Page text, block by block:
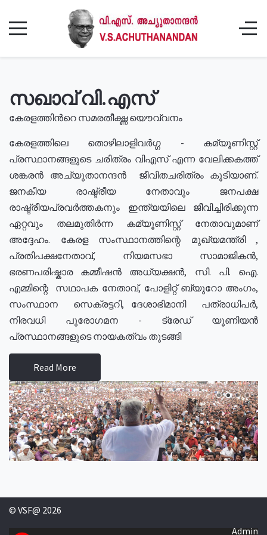
സഖാവ് വി.എസ്
കേരളത്തിൻറെ സമരതീക്ഷ്ണ യൌവ്വനം
കേരളത്തിലെ തൊഴിലാളിവർഗ്ഗ - കമ്യൂണിസ്റ്റ്
പ്രസ്ഥാനങ്ങളുടെ ചരിത്രം വിഎസ് എന്ന വേലിക്കകത്ത്
ശങ്കരൻ അച്യുതാനന്ദൻ ജീവിതചരിത്രം കൂടിയാണ്.
ജനകീയ രാഷ്ട്രീയ നേതാവും ജനപക്ഷ
രാഷ്ട്രീയപ്രവർത്തകനും ഇന്ത്യയിലെ ജീവിച്ചിരിക്കുന്ന
ഏറ്റവും തലമുതിർന്ന കമ്യൂണിസ്റ്റ് നേതാവുമാണ്
അദ്ദേഹം. കേരള സംസ്ഥാനത്തിന്റെ മുഖ്യമന്ത്രി ,
പ്രതിപക്ഷനേതാവ്, നിയമസഭാ സാമാജികൻ,
ഭരണപരിഷ്കാര കമ്മീഷൻ അധ്യക്ഷൻ, സി. പി. ഐ.
എമ്മിന്റെ സഥാപക നേതാവ്, പോളിറ്റ് ബ്യുറോ അംഗം,
സംസ്ഥാന സെക്രട്ടറി, ദേശാഭിമാനി പത്രാധിപർ,
നിരവധി പുരോഗമന - ട്രേഡ് യൂണിയൻ
പ്രസ്ഥാനങ്ങളുടെ നായകത്വം തുടങ്ങി
Read More
© VSF@ 2026
Admin